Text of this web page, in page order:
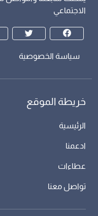
الاجتماعي
سياسة الخصوصية
خريطة الموقع
الرئيسية
ادعمنا
عطاءات
تواصل معنا